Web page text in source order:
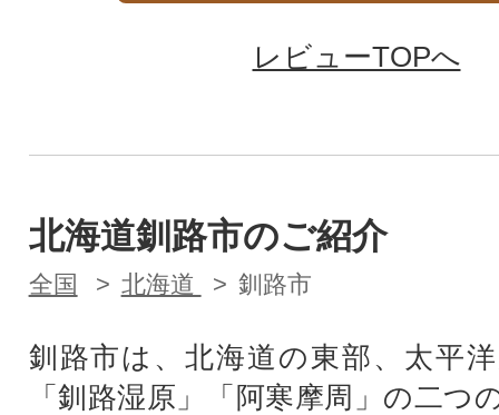
レビューTOPへ
北海道釧路市のご紹介
全国 北海道 釧路市
釧路市は、北海道の東部、太平
「釧路湿原」「阿寒摩周」の二つ